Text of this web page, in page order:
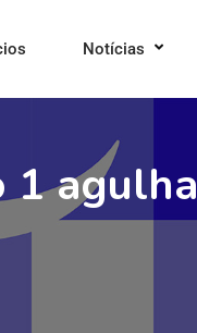
Notícias
1 agulha